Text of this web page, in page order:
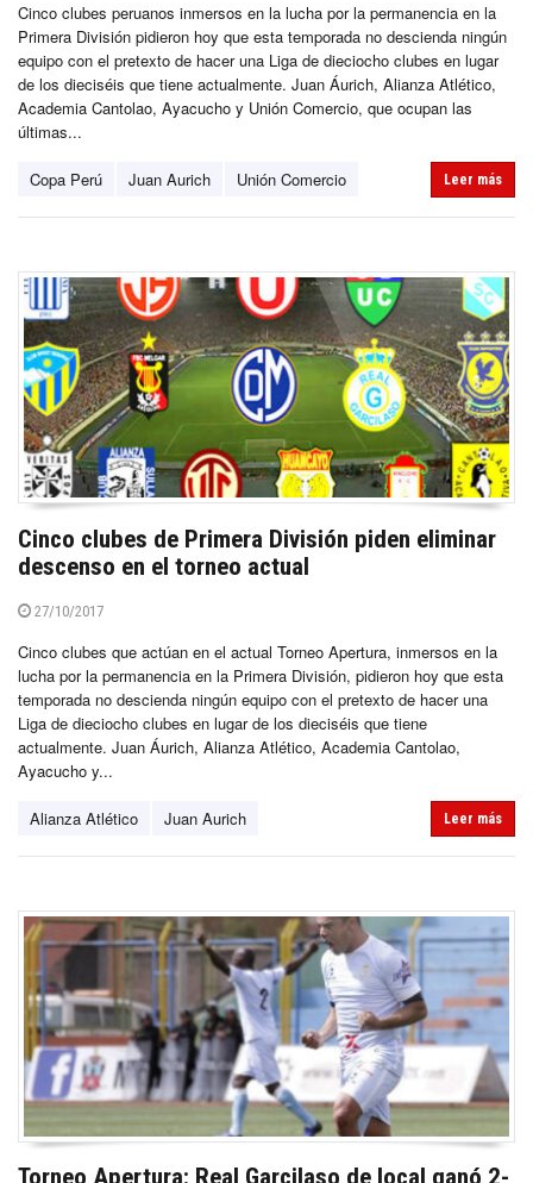
Cinco clubes peruanos inmersos en la lucha por la permanencia en la
Primera División pidieron hoy que esta temporada no descienda ningún
equipo con el pretexto de hacer una Liga de dieciocho clubes en lugar
de los dieciséis que tiene actualmente. Juan Áurich, Alianza Atlético,
Academia Cantolao, Ayacucho y Unión Comercio, que ocupan las
últimas...
Copa Perú Juan Aurich Unión Comercio Leer más
Cinco clubes de Primera División piden eliminar
descenso en el torneo actual
27/10/2017
Cinco clubes que actúan en el actual Torneo Apertura, inmersos en la
lucha por la permanencia en la Primera División, pidieron hoy que esta
temporada no descienda ningún equipo con el pretexto de hacer una
Liga de dieciocho clubes en lugar de los dieciséis que tiene
actualmente. Juan Áurich, Alianza Atlético, Academia Cantolao,
Ayacucho y...
Alianza Atlético Juan Aurich Leer más
Torneo Apertura: Real Garcilaso de local ganó 2-